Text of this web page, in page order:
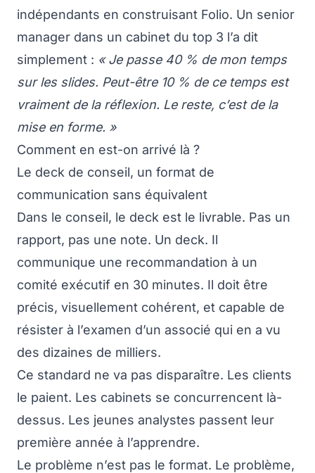
indépendants en construisant Folio. Un senior
manager dans un cabinet du top 3 l’a dit
simplement : « Je passe 40 % de mon temps
sur les slides. Peut-être 10 % de ce temps est
vraiment de la réflexion. Le reste, c’est de la
mise en forme. »
Comment en est-on arrivé là ?
Le deck de conseil, un format de
communication sans équivalent
Dans le conseil, le deck est le livrable. Pas un
rapport, pas une note. Un deck. Il
communique une recommandation à un
comité exécutif en 30 minutes. Il doit être
précis, visuellement cohérent, et capable de
résister à l’examen d’un associé qui en a vu
des dizaines de milliers.
Ce standard ne va pas disparaître. Les clients
le paient. Les cabinets se concurrencent là-
dessus. Les jeunes analystes passent leur
première année à l’apprendre.
Le problème n’est pas le format. Le problème,